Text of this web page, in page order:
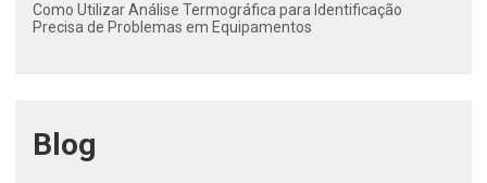
Como Utilizar Análise Termográfica para Identificação
Precisa de Problemas em Equipamentos
Blog